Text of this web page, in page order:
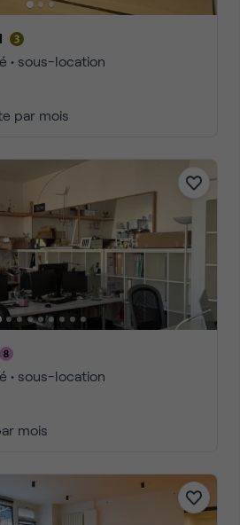
• sous-location
par mois
• sous-location
mois